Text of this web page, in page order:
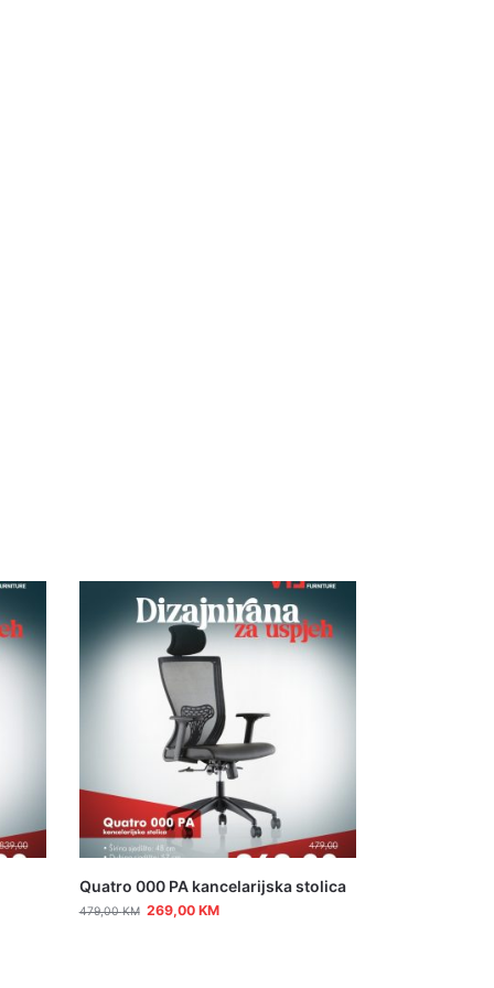
Quatro 000 PA kancelarijska stolica
479,00KM 269,00KM